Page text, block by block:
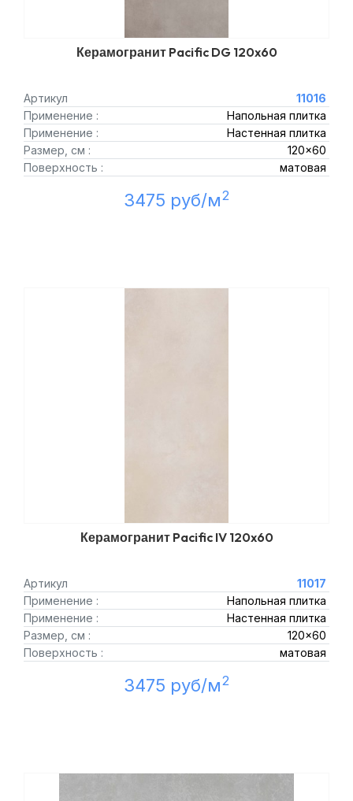
Керамогранит Pacific DG 120x60
Артикул
11016
Применение :
Напольная плитка
Применение :
Настенная плитка
Размер, см :
120x60
Поверхность :
матовая
3475 руб/м2
Керамогранит Pacific IV 120x60
Артикул
11017
Применение :
Напольная плитка
Применение :
Настенная плитка
Размер, см :
120x60
Поверхность :
матовая
3475 руб/м2